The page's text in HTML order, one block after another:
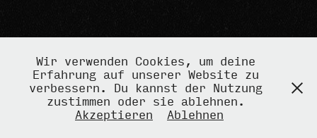
Wir verwenden Cookies, um deine
Erfahrung auf unserer Website zu
verbessern. Du kannst der Nutzung
zustimmen oder sie ablehnen.
Akzeptieren Ablehnen